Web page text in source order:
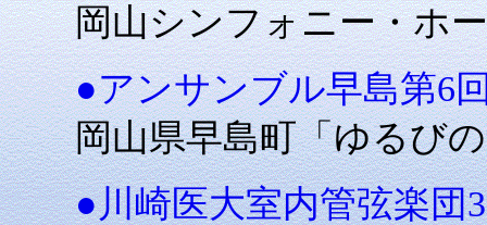
岡山シンフォニー・ホ
●アンサンブル早島第6
岡山県早島町「ゆるび
●川崎医大室内管弦楽団